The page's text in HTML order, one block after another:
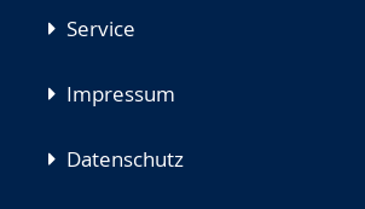
Service
Impressum
Datenschutz